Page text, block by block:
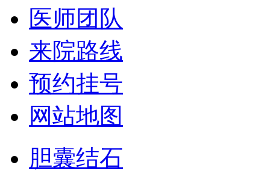
医师团队
来院路线
预约挂号
网站地图
胆囊结石